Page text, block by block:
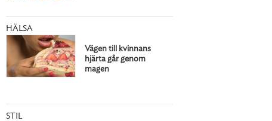
HÄLSA
Vägen till kvinnans
hjärta går genom
magen
STIL